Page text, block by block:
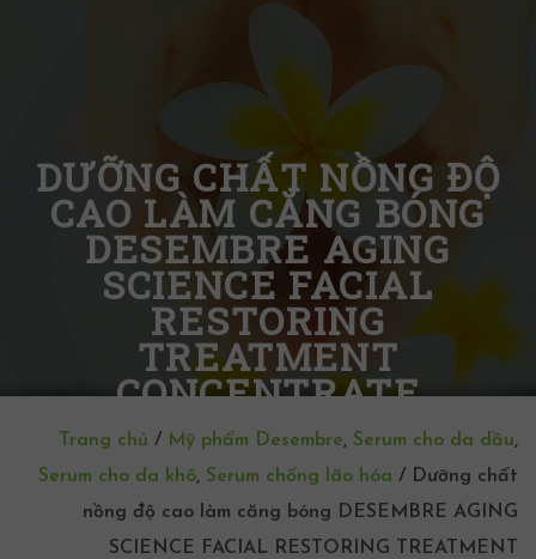
DƯỠNG CHẤT NỒNG ĐỘ
CAO LÀM CĂNG BÓNG
DESEMBRE AGING
SCIENCE FACIAL
RESTORING
TREATMENT
CONCENTRATE
Trang chủ / Mỹ phẩm Desembre, Serum cho da dầu,
Serum cho da khô, Serum chống lão hóa / Dưỡng chất
nồng độ cao làm căng bóng DESEMBRE AGING
SCIENCE FACIAL RESTORING TREATMENT